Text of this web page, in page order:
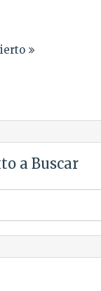
a Buscar